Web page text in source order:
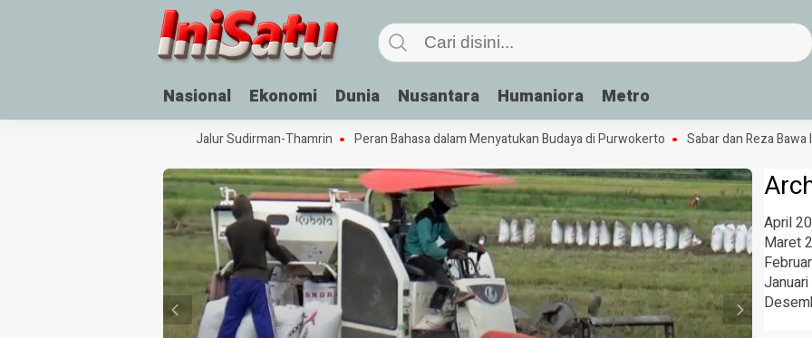
Nasional Ekonomi Dunia Nusantara Humaniora Metro
Siap Saji Akan Hadir di Jalur Sudirman-Thamrin Peran Bahasa dalam Menyatukan Budaya di Purwokerto Sabar dan Reza Bawa
April
Maret